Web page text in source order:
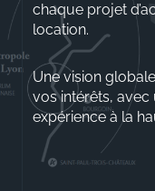
chaque projet
location.
Une vision
vos intérêts,
expérience à la